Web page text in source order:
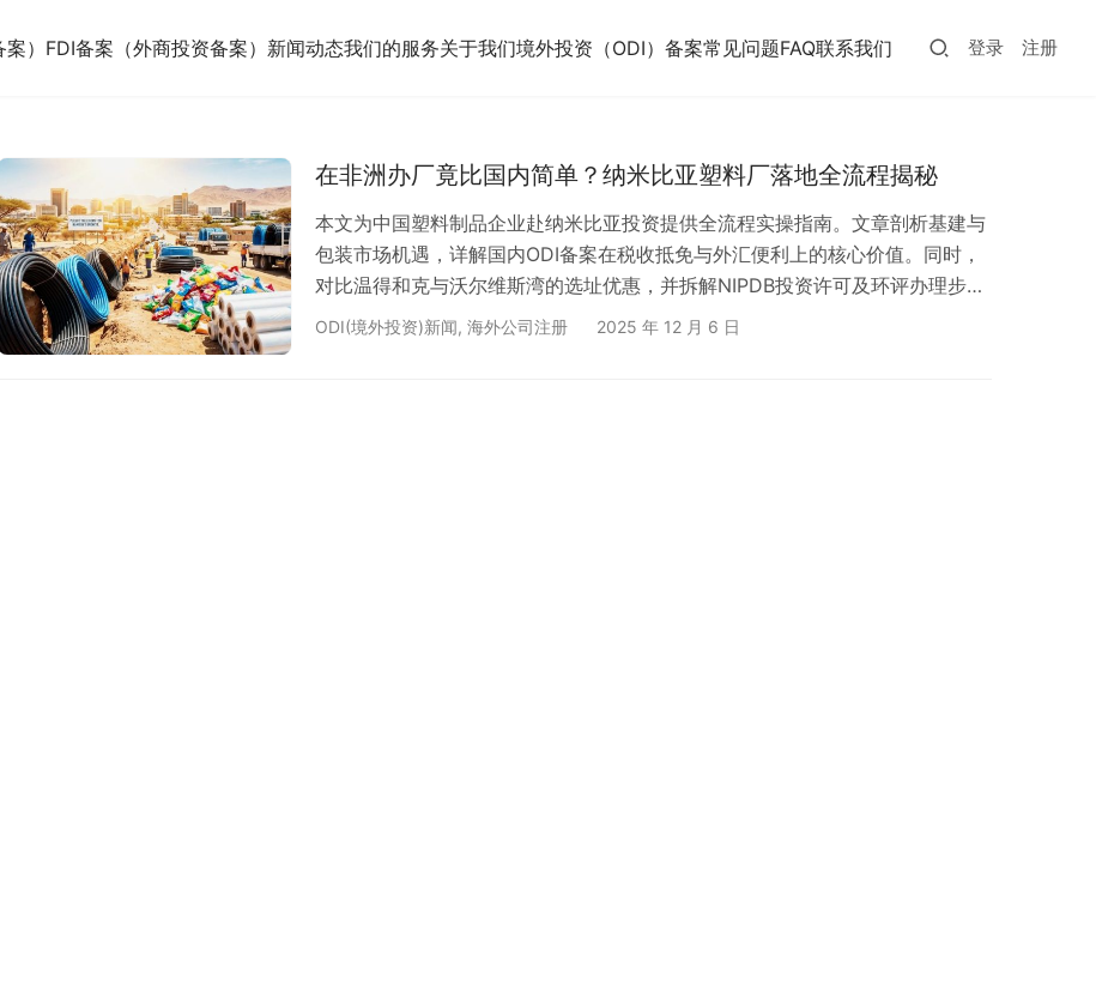
） FDI备案（外商投资备案） 新闻动态我们的服务关于我们境外投资（ODI）备案常见问题FAQ联系我们 登录 注册
在非洲办厂竟比国内简单？纳米比亚塑料厂落地全流程揭秘
本文为中国塑料制品企业赴纳米比亚投资提供全流程实操指南。文章剖析基建与
包装市场机遇，详解国内ODI备案在税收抵免与外汇便利上的核心价值。同时，
对比温得和克与沃尔维斯湾的选址优惠，并拆解NIPDB投资许可及环评办理步
骤，助力企业合规落地。
ODI(境外投资)新闻, 海外公司注册 2025 年 12 月 6 日